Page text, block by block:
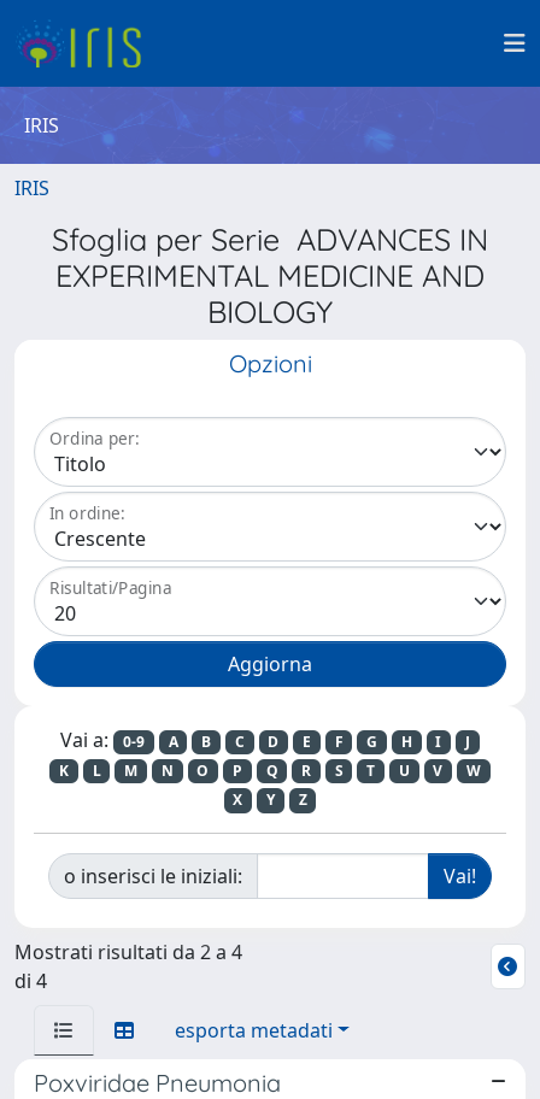
IRIS
IRIS
Sfoglia per Serie ADVANCES IN
EXPERIMENTAL MEDICINE AND
BIOLOGY
Opzioni
Ordina per:
In ordine:
Risultati/Pagina
Vai a: 0-9 A B C D E F G H I
J
K
L M N O P Q R S T U V
W
X
Y Z
o inserisci le iniziali:
Mostrati risultati da 2 a 4
di 4
esporta metadati
Poxviridae Pneumonia